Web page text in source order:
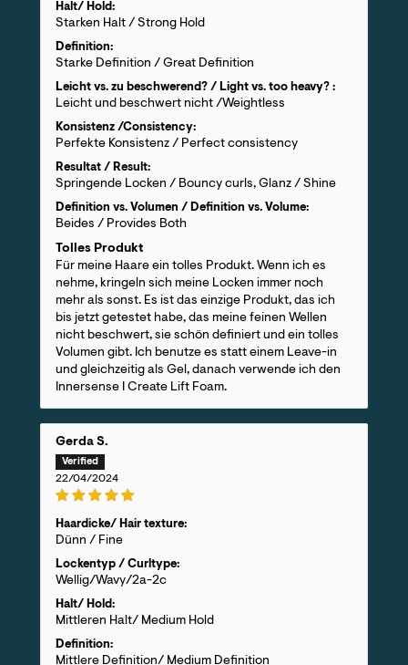
Halt/ Hold:
Starken Halt / Strong Hold
Definition:
Starke Definition / Great Definition
Leicht vs. zu beschwerend? / Light vs. too heavy? :
Leicht und beschwert nicht /Weightless
Konsistenz /Consistency:
Perfekte Konsistenz / Perfect consistency
Resultat / Result:
Springende Locken / Bouncy curls, Glanz / Shine
Definition vs. Volumen / Definition vs. Volume:
Beides / Provides Both
Tolles Produkt
Für meine Haare ein tolles Produkt. Wenn ich es
nehme, kringeln sich meine Locken immer noch
mehr als sonst. Es ist das einzige Produkt, das ich
bis jetzt getestet habe, das meine feinen Wellen
nicht beschwert, sie schön definiert und ein tolles
Volumen gibt. Ich benutze es statt einem Leave-in
und gleichzeitig als Gel, danach verwende ich den
Innersense I Create Lift Foam.
Gerda S.
22/04/2024
Haardicke/ Hair texture:
Dünn / Fine
Lockentyp / Curltype:
Wellig/Wavy/2a-2c
Halt/ Hold:
Mittleren Halt/ Medium Hold
Definition:
Mittlere Definition/ Medium Definition